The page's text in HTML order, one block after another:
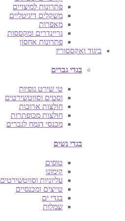
פתרונות למיצויים
משקלים דיגיטליים
מאפרות
גריינדרים ומקססות
פתרונות אחסון
ביגוד ואקססוריז
בגדי גברים
טי שירט גופיות
וסטים וסווטשירטים
חולצות ארוכות
חולצות מכופתרות
מכנסי דגמח לגברים
בגדי נשים
טופים
קימונו
עליוניות וסווטשירטים
טייצים ומכנסיים
בגדי ים
שמלות